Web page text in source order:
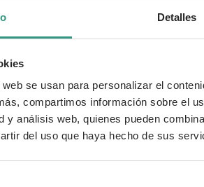
Detalles
se usan para personalizar el
compartimos información sobre el
y análisis web, quienes pueden
del uso que haya hecho de sus